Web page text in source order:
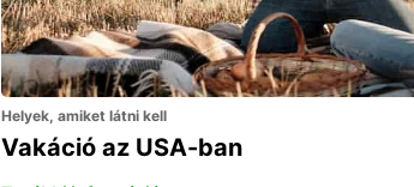
Helyek, amiket látni kell
Vakáció az USA-ban